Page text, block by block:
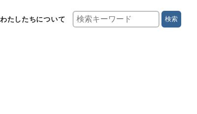
わたしたちについて 検索